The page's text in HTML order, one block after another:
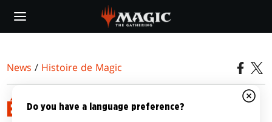
main
News / Histoire de Magic
ÉPISODE 1 : DÎME ET
Do you have a language preference?